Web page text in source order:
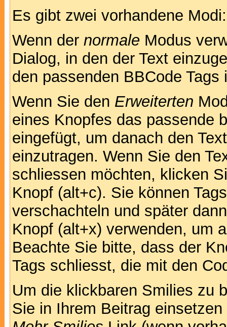
Es gibt zwei vorhandene
Wenn der normale Modus
Dialog, in den der Text
den passenden BBCode
Wenn Sie den Erweiterten
eines Knopfes das passende
eingefügt, um danach den
einzutragen. Wenn Sie den
schliessen möchten, klicken
Knopf (alt+c). Sie können
verschachteln und später
Knopf (alt+x) verwenden, um
Beachte Sie bitte, dass der
Tags schliesst, die mit den
Um die klickbaren Smilies zu
Sie in Ihrem Beitrag